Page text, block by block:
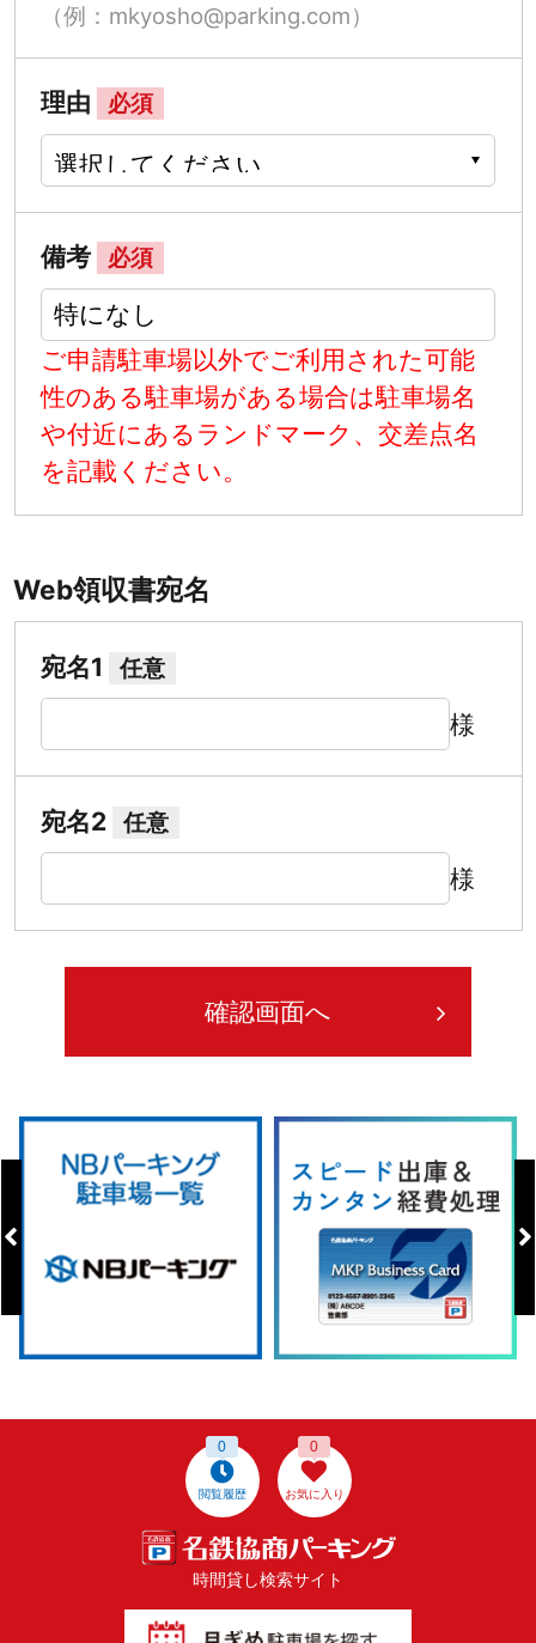
（例：mkyosho@parking.com）
理由 必須
備考 必須
ご申請駐車場以外でご利用された可能
性のある駐車場がある場合は駐車場名
や付近にあるランドマーク、交差点名
を記載ください。
Web領収書宛名
宛名1 任意
様
宛名2 任意
様
閲覧履歴
0
お気に入り
0
時間貸し検索サイト